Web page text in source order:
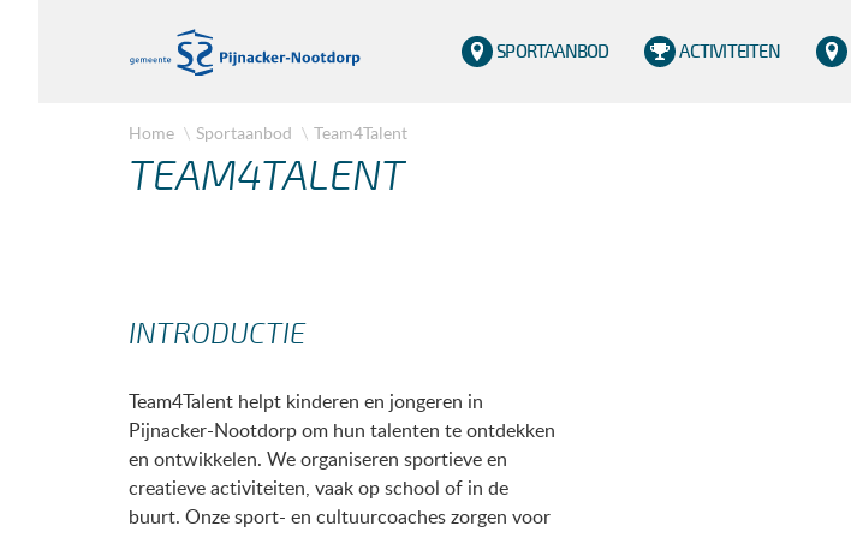
SPORTAANBOD ACTIVITEITEN
Home Sportaanbod Team4Talent
TEAM4TALENT
INTRODUCTIE
Team4Talent helpt kinderen en jongeren in
Pijnacker-Nootdorp om hun talenten te ontdekken
en ontwikkelen. We organiseren sportieve en
creatieve activiteiten, vaak op school of in de
buurt. Onze sport- en cultuurcoaches zorgen voor